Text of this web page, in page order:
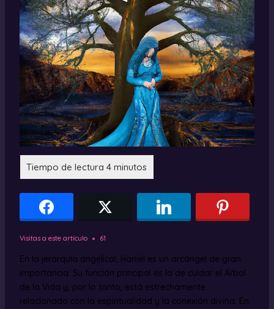
Visitas a este artículo 61
En la jerarquía angelical, Haniel es un arcángel de gran
importancia. Su función principal es la de cuidar el Árbol
de la Vida y, por lo tanto, está estrechamente
relacionado con la espiritualidad y la conexión divina. En